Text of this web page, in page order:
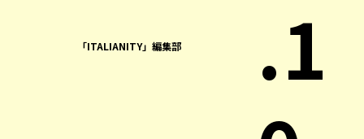
「ITALIANITY」編集部
.1